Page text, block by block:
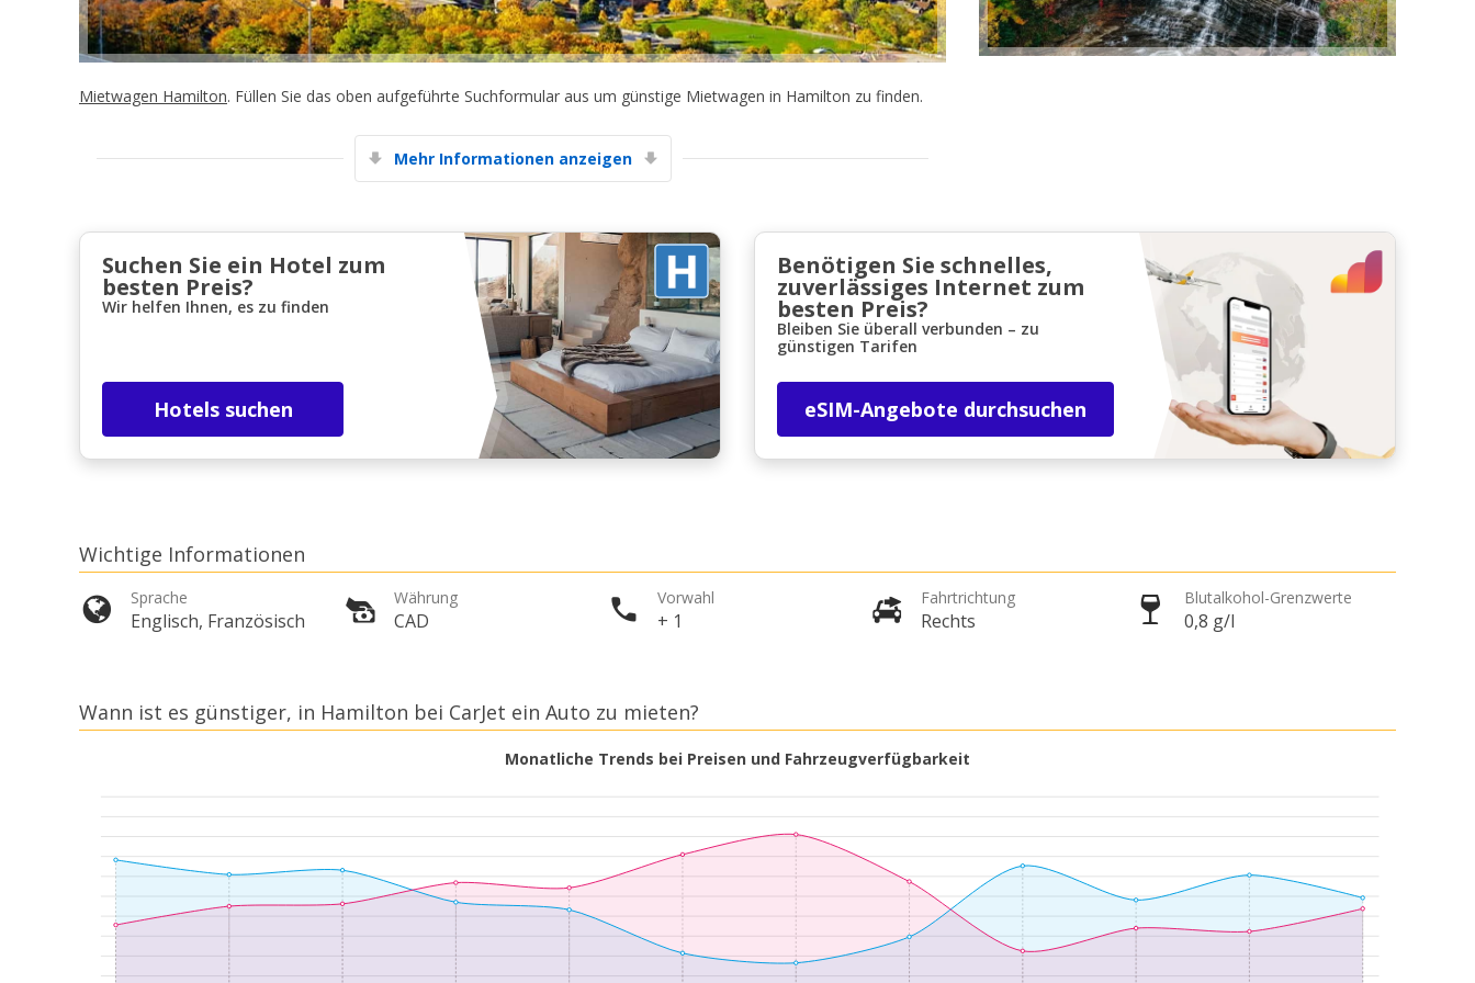
Partnerangeboten
Mit eLink anmelden
Mietwagen Hamilton. Füllen Sie das oben aufgeführte Suchformular aus um günstige Mietwagen in Hamilton zu finden.
Mehr Informationen anzeigen
Suchen Sie ein Hotel zum
besten Preis?
Wir helfen Ihnen, es zu finden
Hotels suchen
Benötigen Sie schnelles,
zuverlässiges Internet zum
besten Preis?
Bleiben Sie überall verbunden – zu
günstigen Tarifen
eSIM-Angebote durchsuchen
Wichtige Informationen
Sprache
Englisch, Französisch
Währung
CAD
Vorwahl
+ 1
Fahrtrichtung
Rechts
Blutalkohol-Grenzwerte
0,8 g/l
Wann ist es günstiger, in Hamilton bei CarJet ein Auto zu mieten?
Monatliche Trends bei Preisen und Fahrzeugverfügbarkeit